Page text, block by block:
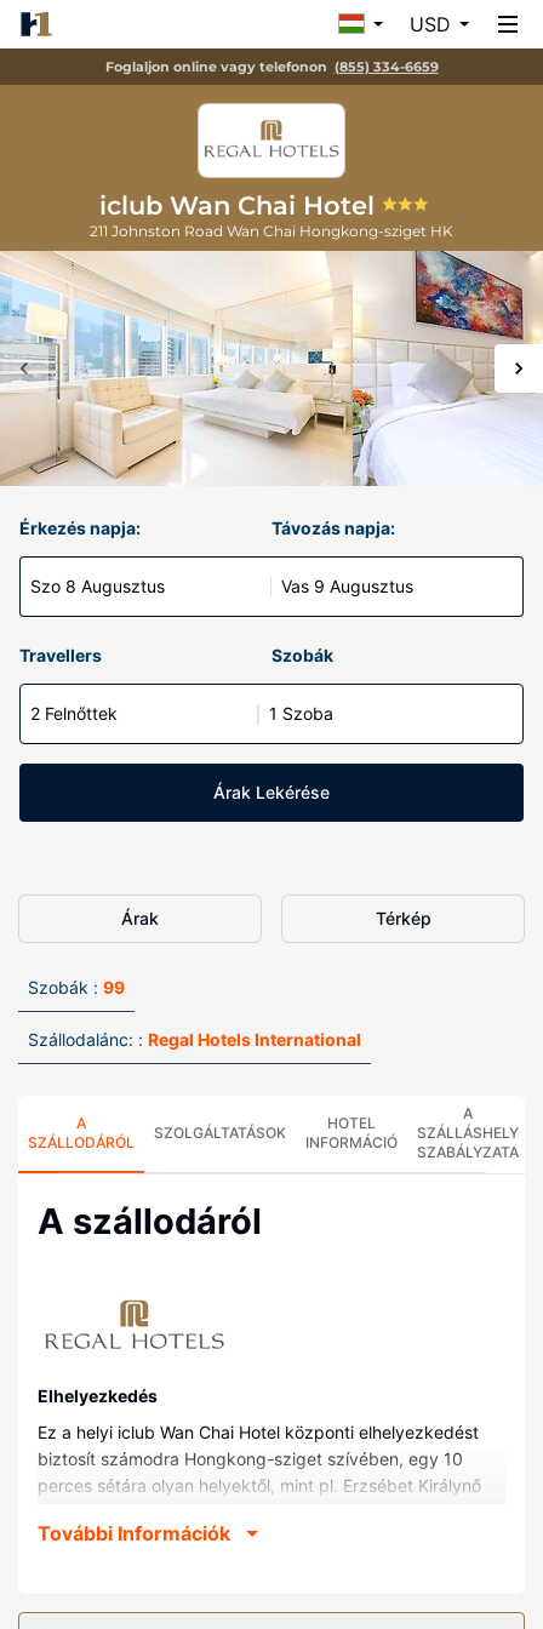
USD
Foglaljon online vagy telefonon (855) 334-6659
iclub Wan Chai Hotel
211 Johnston Road Wan Chai Hongkong-sziget HK
Érkezés napja:
Szo 8 Augusztus
Távozás napja:
Vas 9 Augusztus
Travellers Szobák
2 Felnőttek 1 Szoba
Árak Lekérése
Árak Térkép
Szobák : 99
Szállodalánc: : Regal Hotels International
A
SZÁLLODÁRÓL
SZOLGÁLTATÁSOK
HOTEL
INFORMÁCIÓ
A
SZÁLLÁSHELY
SZABÁLYZATA
A szállodáról
Elhelyezkedés
Ez a helyi iclub Wan Chai Hotel központi elhelyezkedést
biztosít számodra Hongkong-sziget szívében, egy 10
perces sétára olyan helyektől, mint pl. Erzsébet Királynő
hotel kb. 1,3 km-re található Happy Valley lóversenypálya,
További Információk